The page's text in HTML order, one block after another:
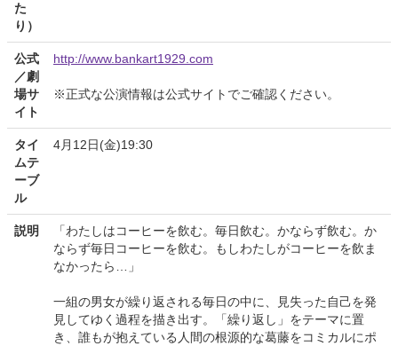
た
り）
公式
／劇
場サ
イト
http://www.bankart1929.com
※正式な公演情報は公式サイトでご確認ください。
タイ
ムテ
ーブ
ル
4月12日(金)19:30
説明
「わたしはコーヒーを飲む。毎日飲む。かならず飲む。か
ならず毎日コーヒーを飲む。もしわたしがコーヒーを飲ま
なかったら…」
一組の男女が繰り返される毎日の中に、見失った自己を発
見してゆく過程を描き出す。「繰り返し」をテーマに置
き、誰もが抱えている人間の根源的な葛藤をコミカルにポ